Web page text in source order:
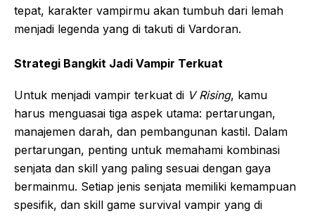
tepat, karakter vampirmu akan tumbuh dari lemah
menjadi legenda yang di takuti di Vardoran.
Strategi Bangkit Jadi Vampir Terkuat
Untuk menjadi vampir terkuat di V Rising, kamu
harus menguasai tiga aspek utama: pertarungan,
manajemen darah, dan pembangunan kastil. Dalam
pertarungan, penting untuk memahami kombinasi
senjata dan skill yang paling sesuai dengan gaya
bermainmu. Setiap jenis senjata memiliki kemampuan
spesifik, dan skill game survival vampir yang di